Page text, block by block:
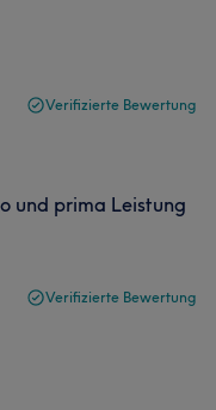
Verifizierte Bewertung
und prima Leistung
Verifizierte Bewertung